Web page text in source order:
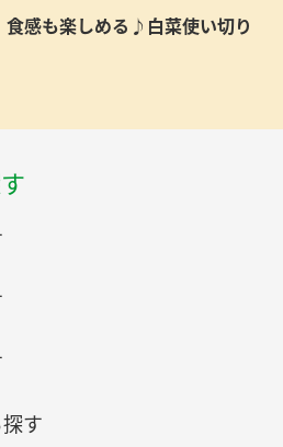
食感も楽しめる♪白菜使い切り
す